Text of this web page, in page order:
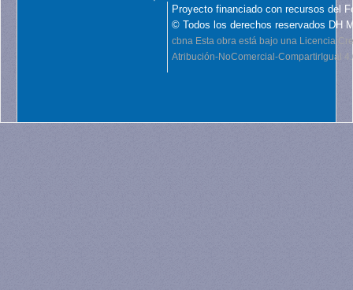
Proyecto financiado con recursos del
© Todos los derechos reservados DH
cbna Esta obra está bajo una Licencia
Atribución-NoComercial-CompartirIgual